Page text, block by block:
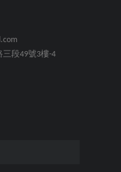
段49號3樓-4